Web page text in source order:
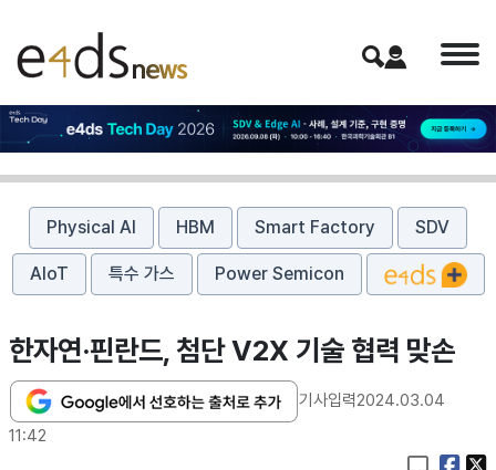
Physical AI HBM Smart Factory SDV
AIoT 특수 가스 Power Semicon
한자연·핀란드, 첨단 V2X 기술 협력 맞손
기사입력2024.03.04
11:42